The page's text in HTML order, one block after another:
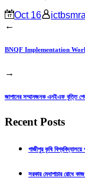
Oct 16
←
BNQF Implementation
→
জাপানের সম্মানজনক এনইএফ বৃত্তি পেল
Recent Posts
গাজীপুর কৃষি
সরকার মেধাপাচার রোধে